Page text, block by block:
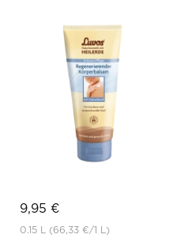
9,95 €
0.15 L (66,33 €/1 L)